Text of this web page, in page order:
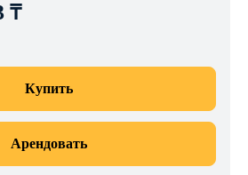
₸
Купить
Арендовать